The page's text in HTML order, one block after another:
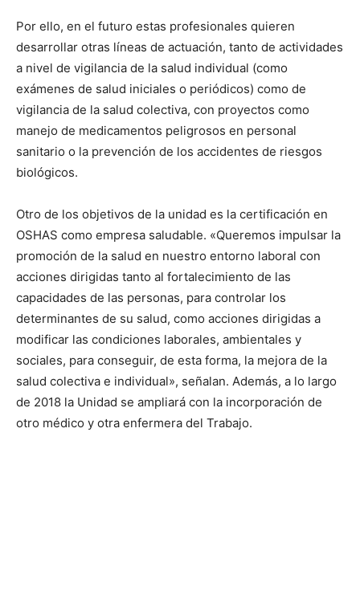
Por ello, en el futuro estas profesionales quieren
desarrollar otras líneas de actuación, tanto de actividades
a nivel de vigilancia de la salud individual (como
exámenes de salud iniciales o periódicos) como de
vigilancia de la salud colectiva, con proyectos como
manejo de medicamentos peligrosos en personal
sanitario o la prevención de los accidentes de riesgos
biológicos.
Otro de los objetivos de la unidad es la certificación en
OSHAS como empresa saludable. «Queremos impulsar la
promoción de la salud en nuestro entorno laboral con
acciones dirigidas tanto al fortalecimiento de las
capacidades de las personas, para controlar los
determinantes de su salud, como acciones dirigidas a
modificar las condiciones laborales, ambientales y
sociales, para conseguir, de esta forma, la mejora de la
salud colectiva e individual», señalan. Además, a lo largo
de 2018 la Unidad se ampliará con la incorporación de
otro médico y otra enfermera del Trabajo.